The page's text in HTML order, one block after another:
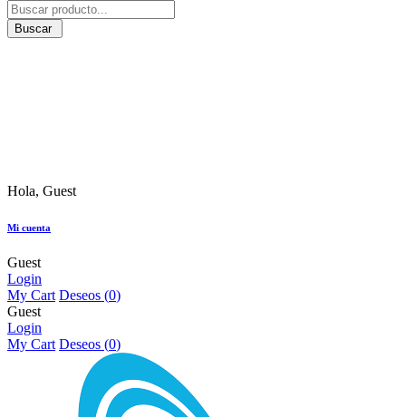
Buscar
Hola, Guest
Mi cuenta
Guest
Login
My Cart Deseos (0)
Guest
Login
My Cart Deseos (0)